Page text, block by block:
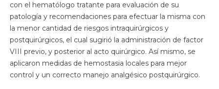
con el hematólogo tratante para evaluación de su
patología y recomendaciones para efectuar la misma con
la menor cantidad de riesgos intraquirúrgicos y
postquirúrgicos, el cual sugirió la administración de factor
VIII previo, y posterior al acto quirúrgico. Así mismo, se
aplicaron medidas de hemostasia locales para mejor
control y un correcto manejo analgésico postquirúrgico.